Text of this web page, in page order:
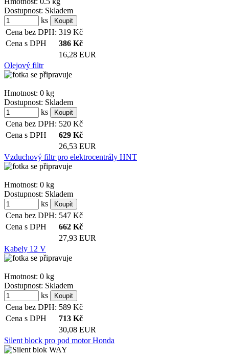
Dostupnost: Skladem
ks
Cena bez DPH: 319 Kč
Cena s DPH
386 Kč
16,28 EUR
Olejový filtr
Hmotnost: 0 kg
Dostupnost: Skladem
ks
Cena bez DPH: 520 Kč
Cena s DPH
629 Kč
26,53 EUR
Vzduchový filtr pro elektrocentrály HNT
Hmotnost: 0 kg
Dostupnost: Skladem
ks
Cena bez DPH: 547 Kč
Cena s DPH
662 Kč
27,93 EUR
Kabely 12 V
Hmotnost: 0 kg
Dostupnost: Skladem
ks
Cena bez DPH: 589 Kč
Cena s DPH
713 Kč
30,08 EUR
Silent block pro pod motor Honda